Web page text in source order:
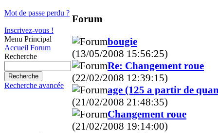
Mot de passe perdu ?
Inscrivez-vous !
Menu Principal
Accueil Forum
Recherche
Recherche avancée
Forum
bougie
(13/05/2008 15:56:25)
Re: Changement roue
(22/02/2008 12:39:15)
age (125 a partir de
(21/02/2008 21:48:35)
Changement roue
(21/02/2008 19:14:00)